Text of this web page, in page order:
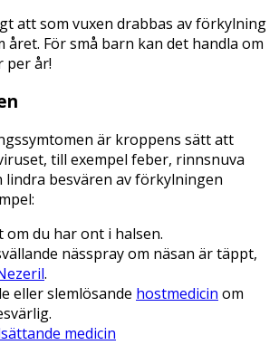
att som vuxen drabbas av förkylning
För små barn kan det handla om
per år!
är kroppens sätt att
till exempel feber, rinnsnuva
lindra besvären av förkylningen
om du har ont i halsen.
nässpray om näsan är täppt,
.
eller slemlösande hostmedicin om
medicin